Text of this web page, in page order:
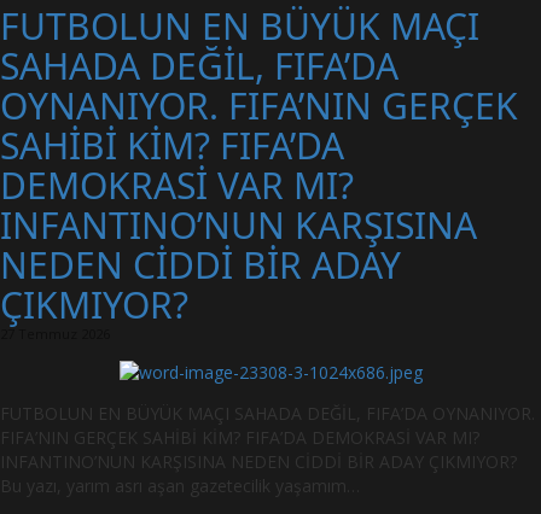
FUTBOLUN EN BÜYÜK MAÇI
SAHADA DEĞİL, FIFA’DA
OYNANIYOR. FIFA’NIN GERÇEK
SAHİBİ KİM? FIFA’DA
DEMOKRASİ VAR MI?
INFANTINO’NUN KARŞISINA
NEDEN CİDDİ BİR ADAY
ÇIKMIYOR?
FUTBOLUN EN BÜYÜK MAÇI SAHADA DEĞİL, FIFA’DA OYNANIYOR.
FIFA’NIN GERÇEK SAHİBİ KİM? FIFA’DA DEMOKRASİ VAR MI?
INFANTINO’NUN KARŞISINA NEDEN CİDDİ BİR ADAY ÇIKMIYOR?
Bu yazı, yarım asrı aşan gazetecilik yaşamım…